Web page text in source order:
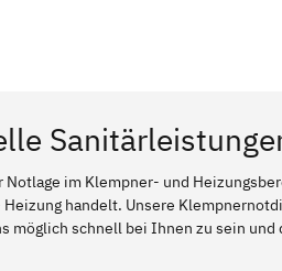
im Klempner- und
handelt. Unsere
möglich schnell bei Ihnen zu sein und